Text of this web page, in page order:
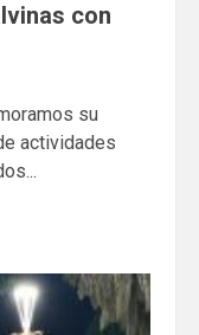
con
su
actividades